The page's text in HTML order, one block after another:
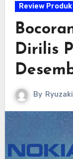
Review Produk
Dirilis
By Ryuzaki